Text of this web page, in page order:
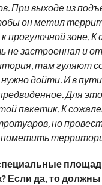
При выходе из
он метил
прогулочной зоне. К
не застроенная и
там гуляют
дойти. И в
Для
пакетик. К
но
пометить
Если да, то